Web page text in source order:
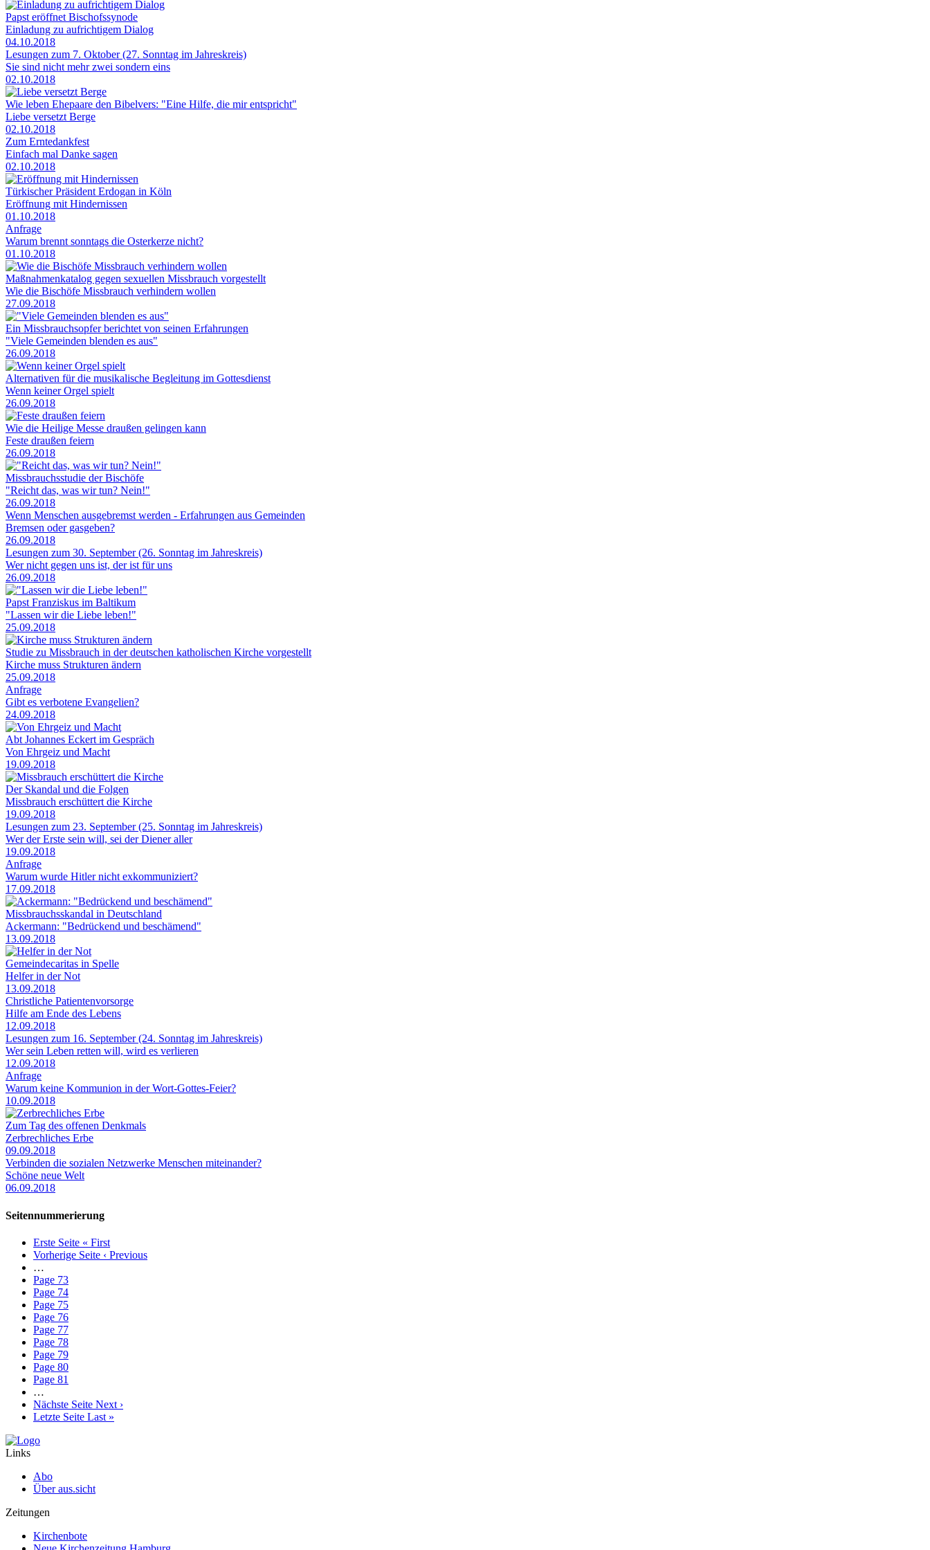
Papst eröffnet Bischofssynode
Einladung zu aufrichtigem Dialog
04.10.2018
Lesungen zum 7. Oktober (27. Sonntag im Jahreskreis)
Sie sind nicht mehr zwei sondern eins
02.10.2018
Wie leben Ehepaare den Bibelvers: "Eine Hilfe, die mir entspricht"
Liebe versetzt Berge
02.10.2018
Zum Erntedankfest
Einfach mal Danke sagen
02.10.2018
Türkischer Präsident Erdogan in Köln
Eröffnung mit Hindernissen
01.10.2018
Anfrage
Warum brennt sonntags die Osterkerze nicht?
01.10.2018
Maßnahmenkatalog gegen sexuellen Missbrauch vorgestellt
Wie die Bischöfe Missbrauch verhindern wollen
27.09.2018
Ein Missbrauchsopfer berichtet von seinen Erfahrungen
"Viele Gemeinden blenden es aus"
26.09.2018
Alternativen für die musikalische Begleitung im Gottesdienst
Wenn keiner Orgel spielt
26.09.2018
Wie die Heilige Messe draußen gelingen kann
Feste draußen feiern
26.09.2018
Missbrauchsstudie der Bischöfe
"Reicht das, was wir tun? Nein!"
26.09.2018
Wenn Menschen ausgebremst werden - Erfahrungen aus Gemeinden
Bremsen oder gasgeben?
26.09.2018
Lesungen zum 30. September (26. Sonntag im Jahreskreis)
Wer nicht gegen uns ist, der ist für uns
26.09.2018
Papst Franziskus im Baltikum
"Lassen wir die Liebe leben!"
25.09.2018
Studie zu Missbrauch in der deutschen katholischen Kirche vorgestellt
Kirche muss Strukturen ändern
25.09.2018
Anfrage
Gibt es verbotene Evangelien?
24.09.2018
Abt Johannes Eckert im Gespräch
Von Ehrgeiz und Macht
19.09.2018
Der Skandal und die Folgen
Missbrauch erschüttert die Kirche
19.09.2018
Lesungen zum 23. September (25. Sonntag im Jahreskreis)
Wer der Erste sein will, sei der Diener aller
19.09.2018
Anfrage
Warum wurde Hitler nicht exkommuniziert?
17.09.2018
Missbrauchsskandal in Deutschland
Ackermann: "Bedrückend und beschämend"
13.09.2018
Gemeindecaritas in Spelle
Helfer in der Not
13.09.2018
Christliche Patientenvorsorge
Hilfe am Ende des Lebens
12.09.2018
Lesungen zum 16. September (24. Sonntag im Jahreskreis)
Wer sein Leben retten will, wird es verlieren
12.09.2018
Anfrage
Warum keine Kommunion in der Wort-Gottes-Feier?
10.09.2018
Zum Tag des offenen Denkmals
Zerbrechliches Erbe
09.09.2018
Verbinden die sozialen Netzwerke Menschen miteinander?
Schöne neue Welt
06.09.2018
Seitennummerierung
Erste Seite « First
Vorherige Seite ‹ Previous
…
Page 73
Page 74
Page 75
Page 76
Page 77
Page 78
Page 79
Page 80
Page 81
…
Nächste Seite Next ›
Letzte Seite Last »
Links
Abo
Über aus.sicht
Zeitungen
Kirchenbote